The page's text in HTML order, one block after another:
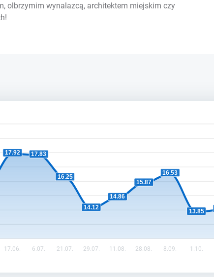
olbrzymim wynalazcą, architektem miejskim czy
17.92 17.83
16.25
14.12
14.86
15.87
16.53
13.85
17.06. 6.07. 21.07. 29.07. 11.08. 28.08. 8.09. 1.10.